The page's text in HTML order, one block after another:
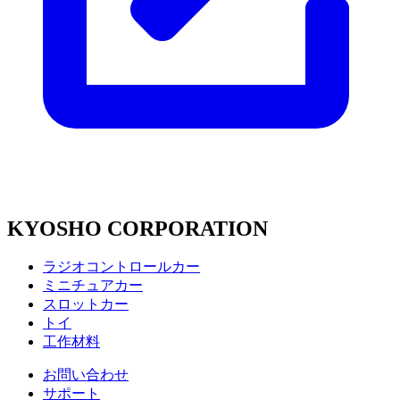
KYOSHO CORPORATION
ラジオコントロールカー
ミニチュアカー
スロットカー
トイ
工作材料
お問い合わせ
サポート